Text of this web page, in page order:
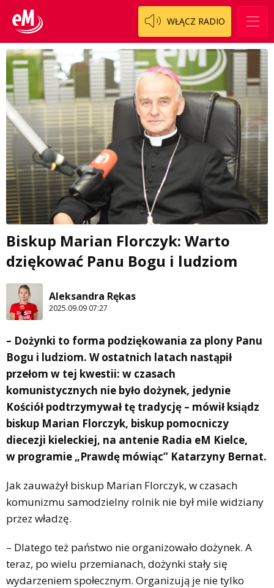
WŁĄCZ RADIO
Biskup Marian Florczyk: Warto
dziękować Panu Bogu i ludziom
Aleksandra Rękas
2025.09.09 07:27
– Dożynki to forma podziękowania za plony Panu
Bogu i ludziom. W ostatnich latach nastąpił
przełom w tej kwestii: w czasach
komunistycznych nie było dożynek, jedynie
Kościół podtrzymywał tę tradycję – mówił ksiądz
biskup Marian Florczyk, biskup pomocniczy
diecezji kieleckiej, na antenie Radia eM Kielce,
w programie „Prawdę mówiąc” Katarzyny Bernat.
Jak zauważył biskup Marian Florczyk, w czasach
komunizmu samodzielny rolnik nie był mile widziany
przez władzę.
– Dlatego też państwo nie organizowało dożynek. A
teraz, po wielu przemianach, dożynki stały się
wydarzeniem społecznym. Organizują je nie tylko